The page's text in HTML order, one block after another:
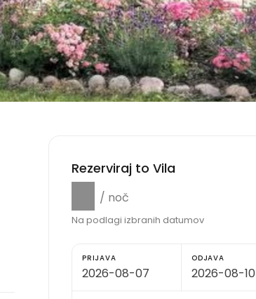
Rezerviraj to Vila
/ noč
Na podlagi izbranih datumov
PRIJAVA ODJAVA